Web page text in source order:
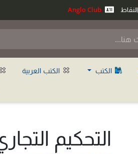
النقاط
الكتب الكتب العربية
التحكيم